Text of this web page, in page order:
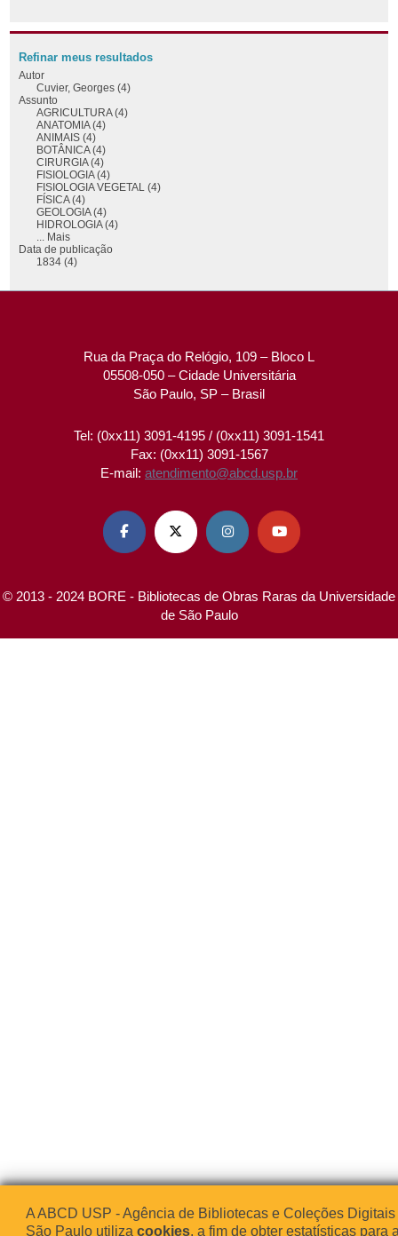
Refinar meus resultados
Autor
Cuvier, Georges (4)
Assunto
AGRICULTURA (4)
ANATOMIA (4)
ANIMAIS (4)
BOTÂNICA (4)
CIRURGIA (4)
FISIOLOGIA (4)
FISIOLOGIA VEGETAL (4)
FÍSICA (4)
GEOLOGIA (4)
HIDROLOGIA (4)
... Mais
Data de publicação
1834 (4)
Rua da Praça do Relógio, 109 – Bloco L
05508-050 – Cidade Universitária
São Paulo, SP – Brasil
Tel: (0xx11) 3091-4195 / (0xx11) 3091-1541
Fax: (0xx11) 3091-1567
E-mail: atendimento@abcd.usp.br
   
© 2013 - 2024 BORE - Bibliotecas de Obras Raras da Universidade
de São Paulo
A ABCD USP - Agência de Bibliotecas e Coleções
São Paulo utiliza cookies, a fim de obter estatísticas para